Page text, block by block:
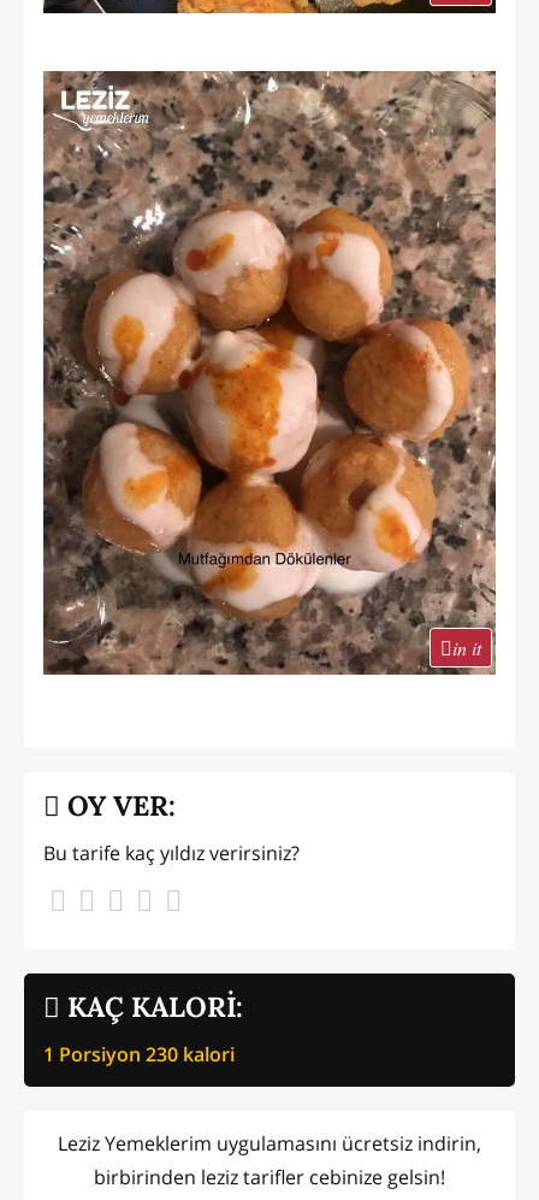
in it
KAÇ KALORİ:
1 Porsiyon 230 kalori
OY VER:
Bu tarife kaç yıldız verirsiniz?
Leziz Yemeklerim uygulamasını ücretsiz indirin,
birbirinden leziz tarifler cebinize gelsin!